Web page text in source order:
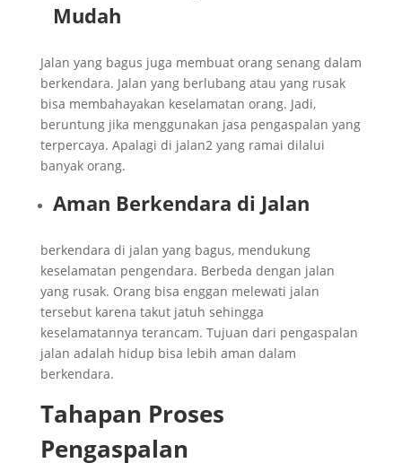
Mudah
Jalan yang bagus juga membuat orang senang dalam
berkendara. Jalan yang berlubang atau yang rusak
bisa membahayakan keselamatan orang. Jadi,
beruntung jika menggunakan jasa pengaspalan yang
terpercaya. Apalagi di jalan2 yang ramai dilalui
banyak orang.
Aman Berkendara di Jalan
berkendara di jalan yang bagus, mendukung
keselamatan pengendara. Berbeda dengan jalan
yang rusak. Orang bisa enggan melewati jalan
tersebut karena takut jatuh sehingga
keselamatannya terancam. Tujuan dari pengaspalan
jalan adalah hidup bisa lebih aman dalam
berkendara.
Tahapan Proses
Pengaspalan